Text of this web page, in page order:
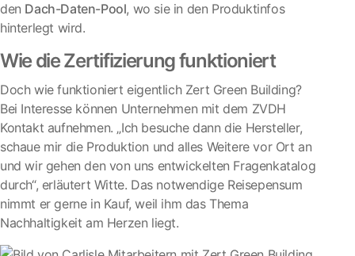
den Dach-Daten-Pool, wo sie in den Produktinfos
hinterlegt wird.
Wie die Zertifizierung funktioniert
Doch wie funktioniert eigentlich Zert Green Building?
Bei Interesse können Unternehmen mit dem ZVDH
Kontakt aufnehmen. „Ich besuche dann die Hersteller,
schaue mir die Produktion und alles Weitere vor Ort an
und wir gehen den von uns entwickelten Fragenkatalog
durch“, erläutert Witte. Das notwendige Reisepensum
nimmt er gerne in Kauf, weil ihm das Thema
Nachhaltigkeit am Herzen liegt.